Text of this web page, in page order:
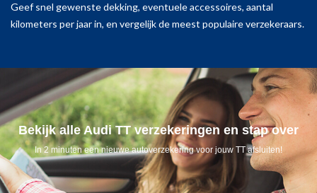
Geef snel gewenste dekking, eventuele accessoires, aantal
kilometers per jaar in, en vergelijk de meest populaire verzekeraars.
Bekijk alle Audi TT verzekeringen en stap over
In 2 minuten een nieuwe autoverzekering voor jouw TT afsluiten!